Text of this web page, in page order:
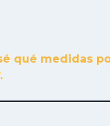
qué medidas